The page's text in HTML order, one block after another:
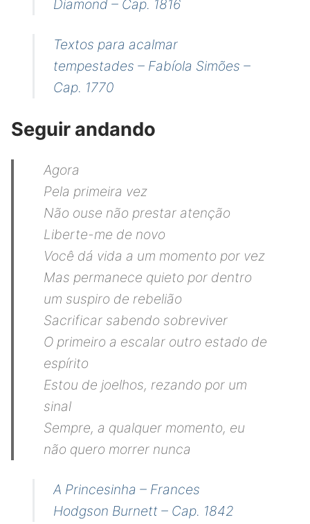
Diamond – Cap. 1816
Textos para acalmar
tempestades – Fabíola Simões –
Cap. 1770
Seguir andando
Agora
Pela primeira vez
Não ouse não prestar atenção
Liberte-me de novo
Você dá vida a um momento por vez
Mas permanece quieto por dentro
um suspiro de rebelião
Sacrificar sabendo sobreviver
O primeiro a escalar outro estado de
espírito
Estou de joelhos, rezando por um
sinal
Sempre, a qualquer momento, eu
não quero morrer nunca
A Princesinha – Frances
Hodgson Burnett – Cap. 1842